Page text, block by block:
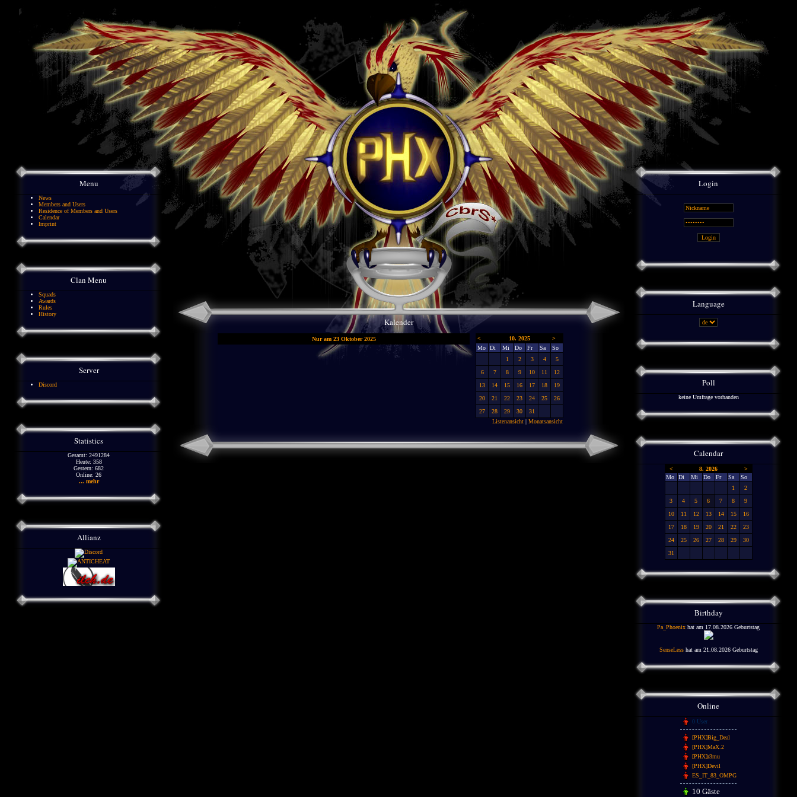
Menu
News
Members and Users
Residence of Members and Users
Calendar
Imprint
Clan Menu
Squads
Awards
Rules
History
Server
Discord
Statistics
Gesamt: 2491284
Heute: 358
Gestern: 682
Online: 26
... mehr
Allianz
Kalender
Nur am 23 Oktober 2025 < 10. 2025
>
Mo
Di Mi Do Fr Sa
So
1
2 3 4
5
6
7 8 9 10 11
12
13
14 15 16 17 18
19
20
21 22 23 24 25
26
27
28 29 30
31
Listenansicht | Monatsansicht
Login
Language
Poll
keine Umfrage vorhanden
Calendar
< 8. 2026
>
Mo
Di Mi Do Fr Sa
So
1
2
3
4 5 6 7 8
9
10
11 12 13 14 15
16
17
18 19 20 21 22
23
24
25 26 27 28 29
30
31
Birthday
Pa_Phoenix hat am 17.08.2026 Geburtstag
SenseLesshat am 21.08.2026 Geburtstag
Online
0 User
[PHX]Big_Deal
[PHX]MaX.2
[PHX]r3mu
[PHX]Devil
ES_IT_83_OMPG
10 Gäste